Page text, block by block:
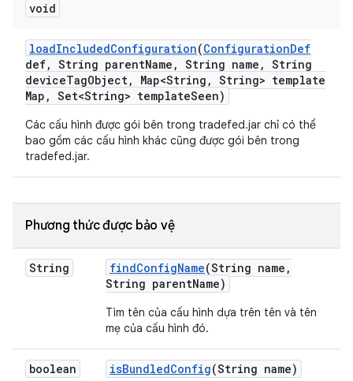
void
loadIncludedConfiguration(ConfigurationDef
def, String parentName , String name , String
deviceTagObject, Map<String , String> template
Map , Set<String> templateSeen)
Các cấu hình được gói bên trong tradefed.jar chỉ có thể
bao gồm các cấu hình khác cũng được gói bên trong
tradefed.jar.
Phương thức được bảo vệ
String findConfigName(String name ,
String parentName)
Tìm tên của cấu hình dựa trên tên và tên
mẹ của cấu hình đó.
boolean isBundledConfig(String name)